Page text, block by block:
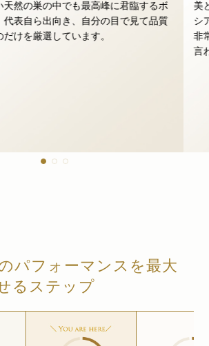
天然の巣の中でも最高峰に君臨するボ
代表自ら出向き、自分の目で見て品質
けを厳選しています。
美
シ
非
言
パフォーマンスを最大
るステップ